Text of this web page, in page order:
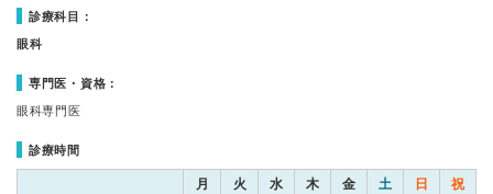
診療科目：
眼科
専門医・資格：
眼科専門医
診療時間
月 火 水 木 金 土 日 祝